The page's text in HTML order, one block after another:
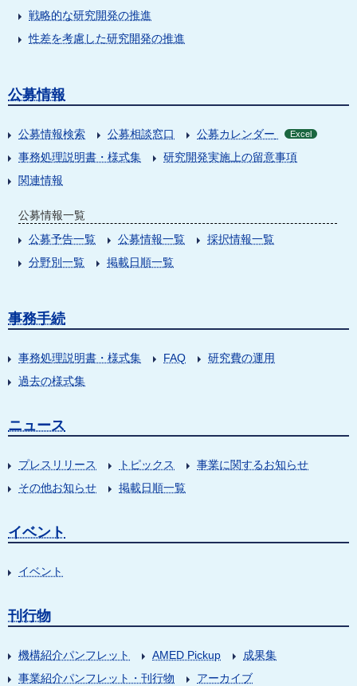
戦略的な研究開発の推進
性差を考慮した研究開発の推進
公募情報
公募情報検索 公募相談窓口 公募カレンダー Excel
事務処理説明書・様式集
研究開発実施上の留意事項
関連情報
公募情報一覧
公募予告一覧
公募情報一覧
採択情報一覧
分野別一覧
掲載日順一覧
事務手続
事務処理説明書・様式集 FAQ
研究費の運用
過去の様式集
ニュース
プレスリリース トピックス
事業に関するお知らせ
その他お知らせ
掲載日順一覧
イベント
イベント
刊行物
機構紹介パンフレット AMED Pickup
成果集
事業紹介パンフレット・刊行物
アーカイブ